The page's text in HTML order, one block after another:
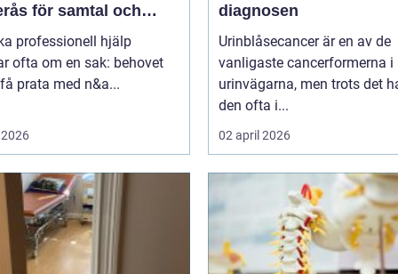
för samtal och
professionell hjälp
ofta om en sak: behovet
prata med n&a...
diagnosen
Urinblåsecancer är en av de
vanligaste cancerformerna i
urinvägarna, men trots det
den ofta i...
02 april 2026